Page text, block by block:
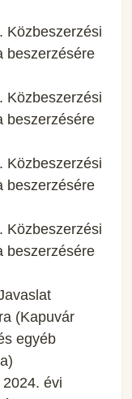
Közbeszerzési
beszerzésére
Közbeszerzési
beszerzésére
Közbeszerzési
beszerzésére
Közbeszerzési
beszerzésére
(Kapuvár
egyéb
évi